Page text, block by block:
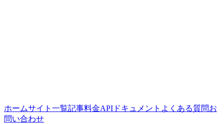
ホームサイト一覧記事料金APIドキュメント よくある質問お
問い合わせ